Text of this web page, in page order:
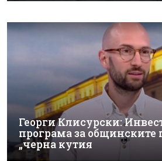
Георги Клисурски:
програма за общинските
„черна кутия